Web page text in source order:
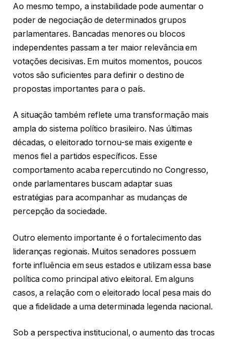
Ao mesmo tempo, a instabilidade pode aumentar o
poder de negociação de determinados grupos
parlamentares. Bancadas menores ou blocos
independentes passam a ter maior relevância em
votações decisivas. Em muitos momentos, poucos
votos são suficientes para definir o destino de
propostas importantes para o país.
A situação também reflete uma transformação mais
ampla do sistema político brasileiro. Nas últimas
décadas, o eleitorado tornou-se mais exigente e
menos fiel a partidos específicos. Esse
comportamento acaba repercutindo no Congresso,
onde parlamentares buscam adaptar suas
estratégias para acompanhar as mudanças de
percepção da sociedade.
Outro elemento importante é o fortalecimento das
lideranças regionais. Muitos senadores possuem
forte influência em seus estados e utilizam essa base
política como principal ativo eleitoral. Em alguns
casos, a relação com o eleitorado local pesa mais do
que a fidelidade a uma determinada legenda nacional.
Sob a perspectiva institucional, o aumento das trocas